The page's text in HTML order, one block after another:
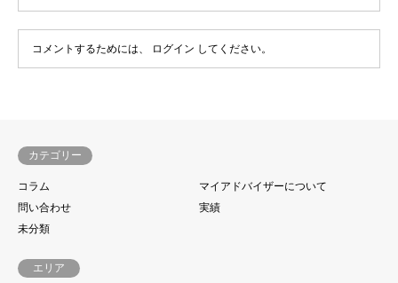
コメントするためには、 ログイン してください。
カテゴリー
コラム
マイアドバイザーについて
問い合わせ
実績
未分類
エリア